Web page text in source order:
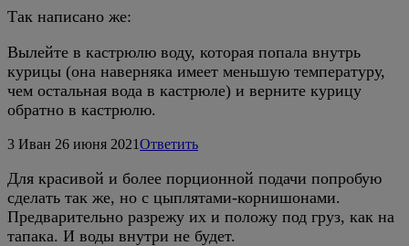
Так написано же:
Вылейте в кастрюлю воду, которая попала внутрь
курицы (она наверняка имеет меньшую температуру,
чем остальная вода в кастрюле) и верните курицу
обратно в кастрюлю.
3 Иван 26 июня 2021Ответить
Для красивой и более порционной подачи попробую
сделать так же, но с цыплятами-корнишонами.
Предварительно разрежу их и положу под груз, как на
тапака. И воды внутри не будет.